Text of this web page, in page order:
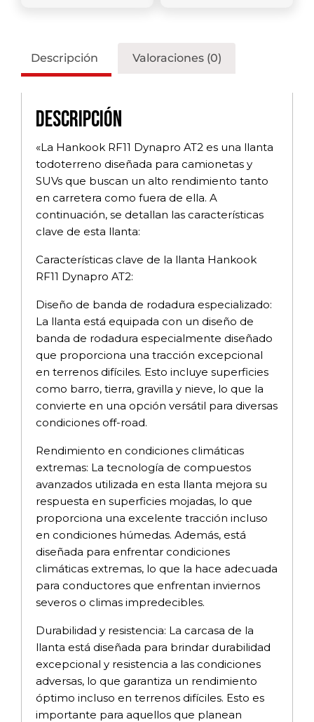
Descripción Valoraciones (0)
Descripción
«La Hankook RF11 Dynapro AT2 es una llanta
todoterreno diseñada para camionetas y
SUVs que buscan un alto rendimiento tanto
en carretera como fuera de ella. A
continuación, se detallan las características
clave de esta llanta:
Características clave de la llanta Hankook
RF11 Dynapro AT2:
Diseño de banda de rodadura especializado:
La llanta está equipada con un diseño de
banda de rodadura especialmente diseñado
que proporciona una tracción excepcional
en terrenos difíciles. Esto incluye superficies
como barro, tierra, gravilla y nieve, lo que la
convierte en una opción versátil para diversas
condiciones off-road.
Rendimiento en condiciones climáticas
extremas: La tecnología de compuestos
avanzados utilizada en esta llanta mejora su
respuesta en superficies mojadas, lo que
proporciona una excelente tracción incluso
en condiciones húmedas. Además, está
diseñada para enfrentar condiciones
climáticas extremas, lo que la hace adecuada
para conductores que enfrentan inviernos
severos o climas impredecibles.
Durabilidad y resistencia: La carcasa de la
llanta está diseñada para brindar durabilidad
excepcional y resistencia a las condiciones
adversas, lo que garantiza un rendimiento
óptimo incluso en terrenos difíciles. Esto es
importante para aquellos que planean